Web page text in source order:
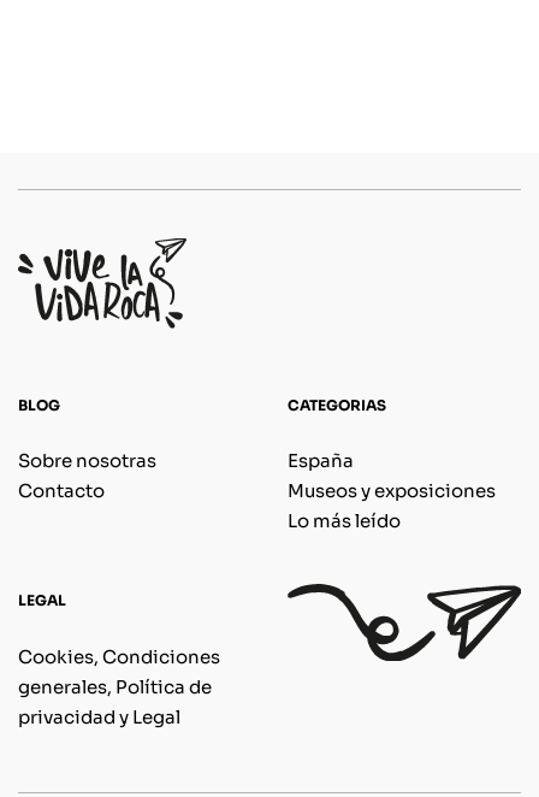
BLOG
Sobre nosotras
Contacto
CATEGORIAS
España
Museos y exposiciones
Lo más leído
LEGAL
Cookies, Condiciones
generales, Política de
privacidad y Legal